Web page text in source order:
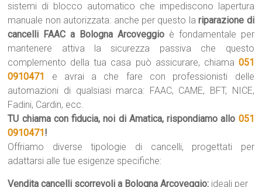
sistemi di blocco automatico che impediscono lapertura
manuale non autorizzata: anche per questo lariparazione di
cancelli FAAC a Bologna Arcoveggioè fondamentale per
mantenere attiva la sicurezza passiva che questo
complemento della tua casa può assicurare, chiama 051
0910471
e avrai a che fare con professionisti delle
automazioni di qualsiasi marca: FAAC, CAME, BFT, NICE,
Fadini, Cardin, ecc.
TU chiama con fiducia, noi di Amatica, rispondiamo allo 051
0910471!
Offriamo diverse tipologie di cancelli, progettati per
adattarsi alle tue esigenze specifiche:
Vendita cancelli scorrevoli a Bologna Arcoveggio: ideali per